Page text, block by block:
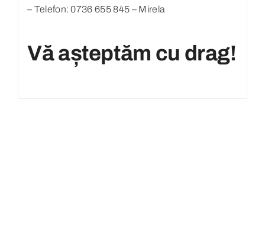
– Telefon: 0736 655 845 – Mirela
Vă așteptăm cu drag!